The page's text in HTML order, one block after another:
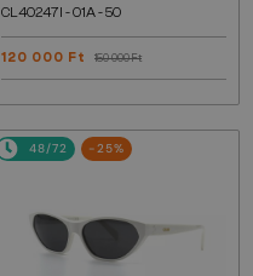
CL40247I - 01A - 50
120 000 Ft 150 000 Ft
48/72 -25%